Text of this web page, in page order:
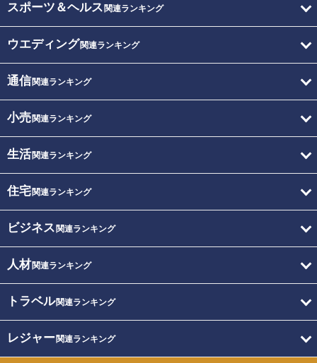
スポーツ＆ヘルス 関連ランキング
ウエディング関連ランキング
通信関連ランキング
小売関連ランキング
生活関連ランキング
住宅関連ランキング
ビジネス 関連ランキング
人材関連ランキング
トラベル関連ランキング
レジャー関連ランキング